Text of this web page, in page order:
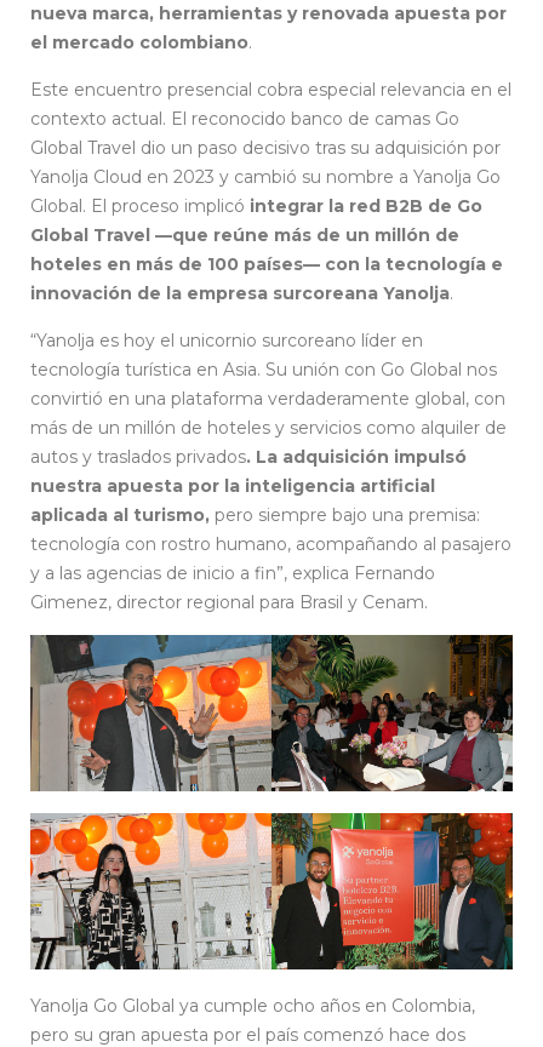
nueva marca, herramientas y renovada apuesta por
el mercado colombiano.
Este encuentro presencial cobra especial relevancia en el
contexto actual. El reconocido banco de camas Go
Global Travel dio un paso decisivo tras su adquisición por
Yanolja Cloud en 2023 y cambió su nombre a Yanolja Go
Global. El proceso implicó integrar la red B2B de Go
Global Travel —que reúne más de un millón de
hoteles en más de 100 países— con la tecnología e
innovación de la empresa surcoreana Yanolja.
“Yanolja es hoy el unicornio surcoreano líder en
tecnología turística en Asia. Su unión con Go Global nos
convirtió en una plataforma verdaderamente global, con
más de un millón de hoteles y servicios como alquiler de
autos y traslados privados. La adquisición impulsó
nuestra apuesta por la inteligencia artificial
aplicada al turismo, pero siempre bajo una premisa:
tecnología con rostro humano, acompañando al pasajero
y a las agencias de inicio a fin”, explica Fernando
Gimenez, director regional para Brasil y Cenam.
Yanolja Go Global ya cumple ocho años en Colombia,
pero su gran apuesta por el país comenzó hace dos